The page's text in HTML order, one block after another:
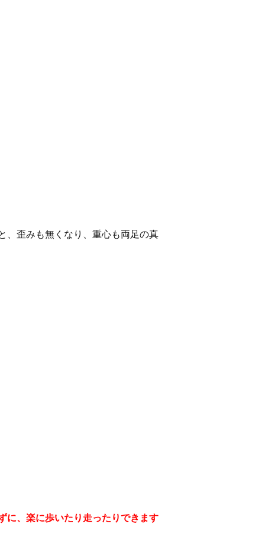
、歪みも無くなり、重心も両足の真
に、楽に歩いたり走ったりできます